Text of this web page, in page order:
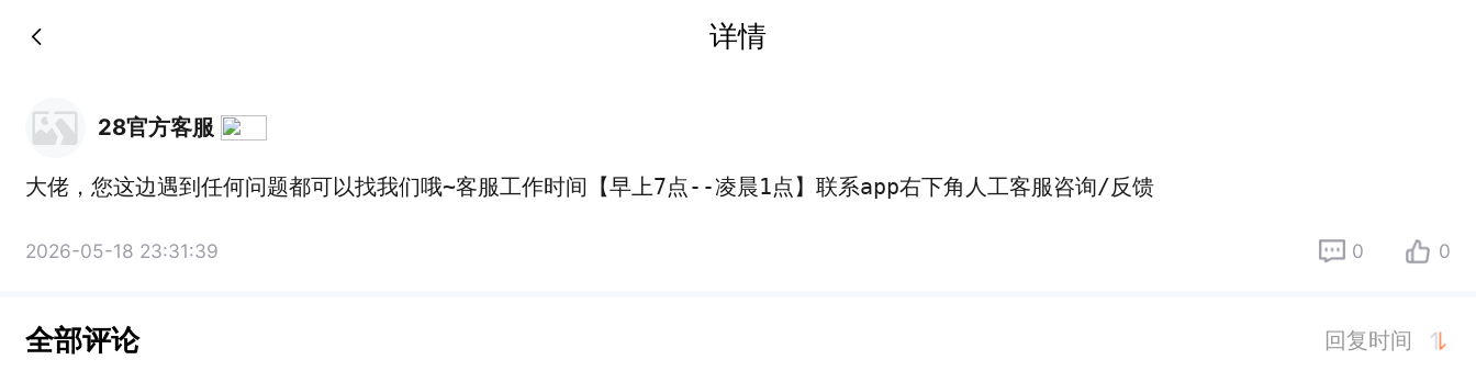
详情
28官方客服
大佬，您这边遇到任何问题都可以找我们哦~客服工作时间【早上7点--凌晨1点】联系app右下角人工客服咨询/反馈
2026-05-18 23:31:39 0 0
全部评论 回复时间